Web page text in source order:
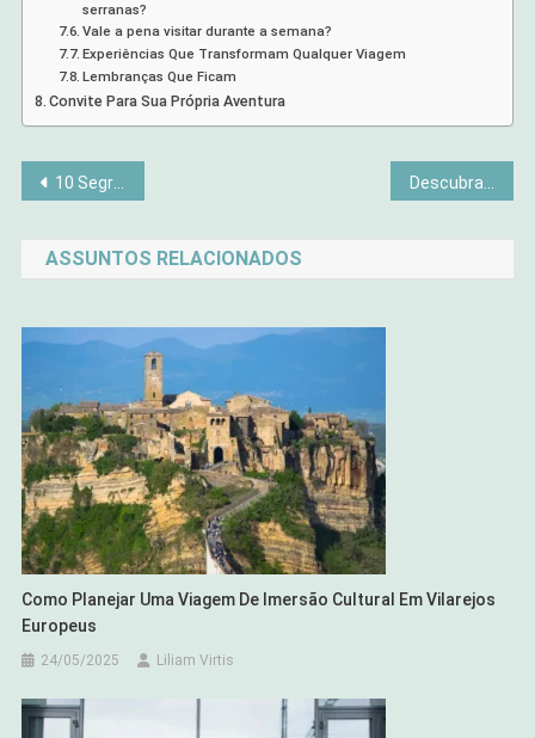
serranas?
Vale a pena visitar durante a semana?
Experiências Que Transformam Qualquer Viagem
Lembranças Que Ficam
Convite Para Sua Própria Aventura
Navegação
de
Post
10 Segredos para Fotos Incríveis em Viagens e Memórias Únicas Descubra Por Que o Ciclismo é o Segredo para uma Vida Saudável e Feliz
ASSUNTOS RELACIONADOS
Como Planejar Uma Viagem De Imersão Cultural Em Vilarejos
Europeus
24/05/2025 Liliam Virtis